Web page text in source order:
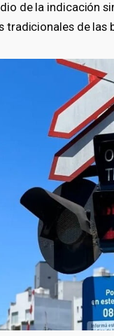
de la indicación
tradicionales de las